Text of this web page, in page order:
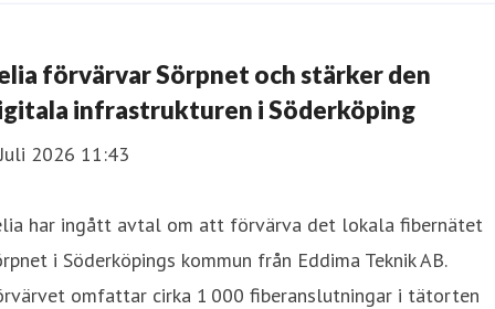
förvärvar Sörpnet och stärker den
infrastrukturen i Söderköping
2026 11:43
har ingått avtal om att förvärva det lokala fibernätet
i Söderköpings kommun från Eddima Teknik AB.
omfattar cirka 1 000 fiberanslutningar i tätorten